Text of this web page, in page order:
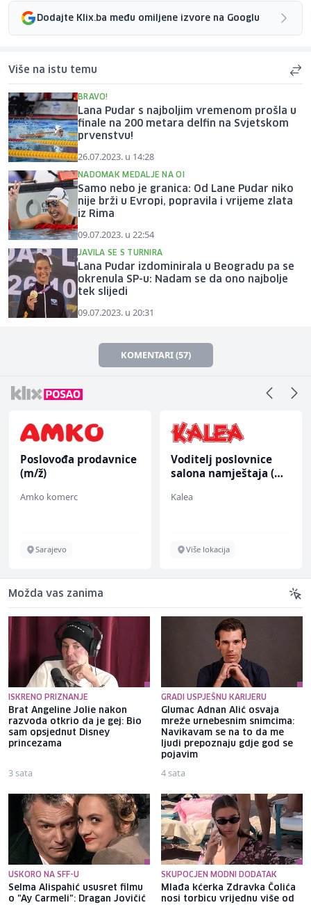
Dodajte Klix.ba među omiljene izvore na Googlu
Više na istu temu
BRAVO!
Lana Pudar s najboljim vremenom prošla u
finale na 200 metara delfin na Svjetskom
prvenstvu!
26.07.2023. u 14:28
NADOMAK MEDALJE NA OI
Samo nebo je granica: Od Lane Pudar niko
nije brži u Evropi, popravila i vrijeme zlata
iz Rima
09.07.2023. u 22:54
JAVILA SE S TURNIRA
Lana Pudar izdominirala u Beogradu pa se
okrenula SP-u: Nadam se da ono najbolje
tek slijedi
09.07.2023. u 20:31
KOMENTARI (57)
Poslovođa prodavnice
(m/ž)
Amko komerc
Sarajevo
Voditelj poslovnice
salona namještaja (m/
Kalea
Više lokacija
Možda vas zanima
ISKRENO PRIZNANJE
Brat Angeline Jolie nakon
razvoda otkrio da je gej: Bio
sam opsjednut Disney
princezama
3 sata
GRADI USPJEŠNU KARIJERU
Glumac Adnan Alić osvaja
mreže urnebesnim snimcima:
Navikavam se na to da me
ljudi prepoznaju gdje god se
pojavim
4 sata
USKORO NA SFF-U
Selma Alispahić ususret filmu
o "Ay Carmeli": Dragan Jovičić
SKUPOCJEN MODNI DODATAK
Mlađa kćerka Zdravka Čolića
nosi torbicu vrijednu više od